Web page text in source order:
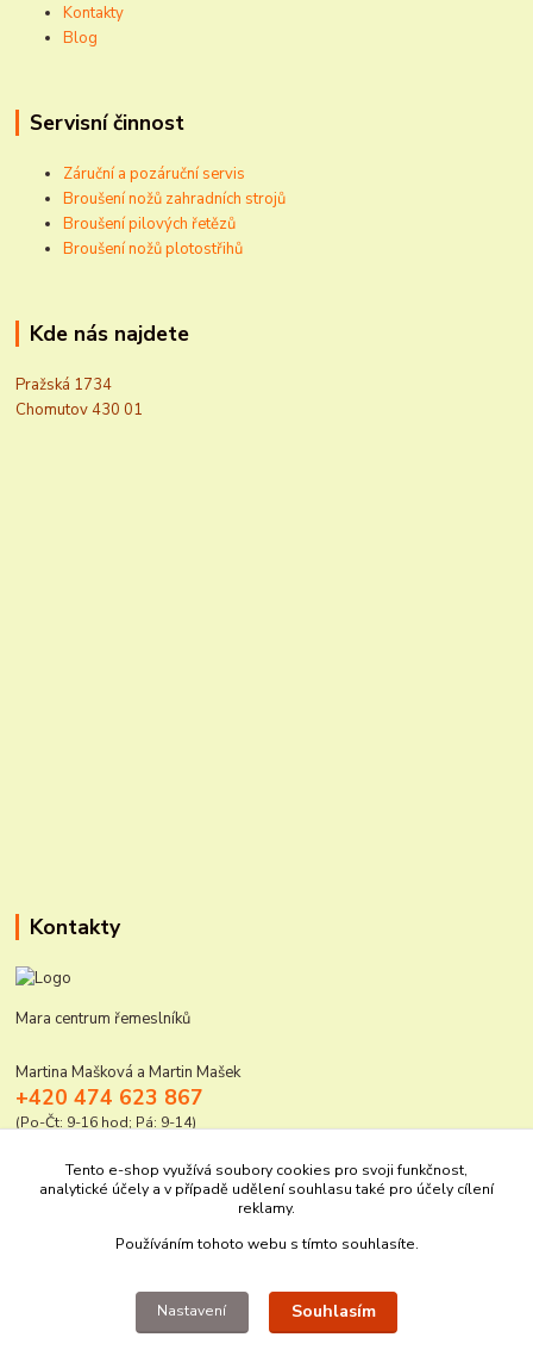
Kontakty
Blog
Servisní činnost
Záruční a pozáruční servis
Broušení nožů zahradních strojů
Broušení pilových řetězů
Broušení nožů plotostřihů
Kde nás najdete
Pražská 1734
Chomutov 430 01
Kontakty
Mara centrum řemeslníků
Martina Mašková a Martin Mašek
+420 474 623 867
(Po-Čt: 9-16 hod; Pá: 9-14)
mara@elektro-naradi.cz
Upravit sběr cookies.
Tento e-shop využívá soubory cookies pro svoji funkčnost,
analytické účely a v případě udělení souhlasu také pro účely cílení
reklamy.
Používáním tohoto webu s tímto souhlasíte.
Nastavení Souhlasím